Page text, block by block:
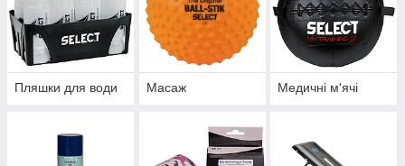
Пляшки для води Масаж Медичні м'ячі